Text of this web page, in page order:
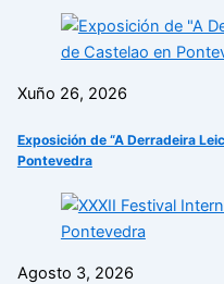
Xuño 26, 2026
Exposición de “A Derradeira
Pontevedra
Agosto 3, 2026